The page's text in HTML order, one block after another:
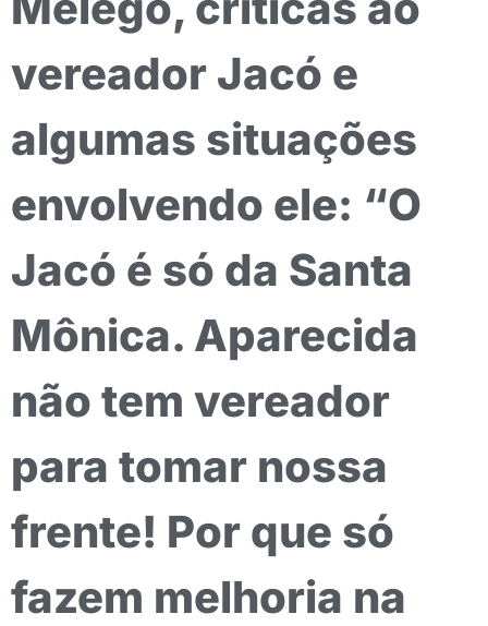
vereador Jacó e
algumas situações
envolvendo ele: “O
Jacó é só da Santa
Mônica. Aparecida
não tem vereador
para tomar nossa
frente! Por que só
fazem melhoria na